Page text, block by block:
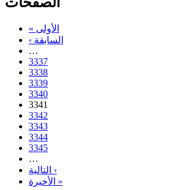
« الأولى
‹ السابقة
…
3337
3338
3339
3340
3341
3342
3343
3344
3345
…
التالية ›
الأخيرة »